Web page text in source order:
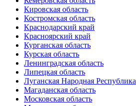
Кировская область
Костромская область
Краснодарский край
Красноярский край
Курганская область
Курская область
Ленинградская область
Липецкая область
Луганская Народная Республика
Магаданская область
Московская область